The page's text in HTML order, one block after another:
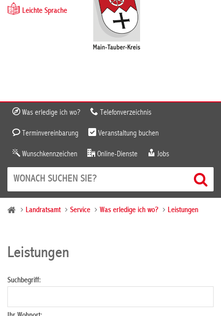
Leichte Sprache
Was erledige ich wo? Telefonverzeichnis
Terminvereinbarung Veranstaltung buchen
Wunschkennzeichen Online-Dienste Jobs
Landratsamt Service Was erledige ich wo? Leistungen
Leistungen
Suchbegriff: